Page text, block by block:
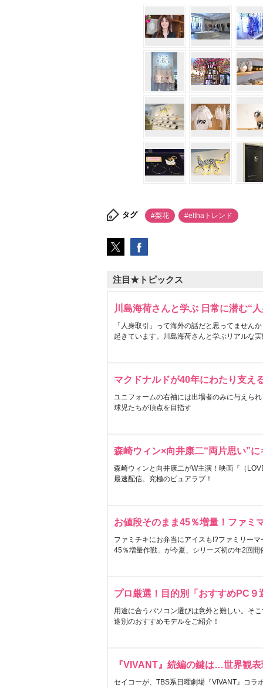
タグ #梨花 #elthaトレンド
注目★トピックス
川島海荷さんと学ぶ 日常に潜む“
「人身取引」って海外の話だと思ってません
起きています。川島海荷さんと学ぶリアルな
マクドナルドが40年にわたり支え
ユニフォームの右袖には出場者のみに与えら
球児たちが頂点を目指す
森崎ウィン×向井康二“両片思い”
森崎ウィンと向井康二がW主演！映画『（
最速配信。究極のピュアラブ！
お値段そのまま45％増量！ファミ
ファミチキにお弁当にアイスも!?ファミリー
45％増量作戦」が今夏、シリーズ初の年2回開
プロ厳選！目的別「おすすめPC９
用途に合うパソコン選びは意外と難しい。そ
途別のおすすめモデルをご紹介！
『VIVANT』続編の鍵は…世界観
セイコーが、TBS系日曜劇場『VIVANT』コラ